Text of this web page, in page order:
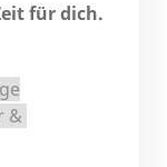
für dich.
&